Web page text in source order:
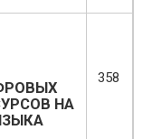
НА
358